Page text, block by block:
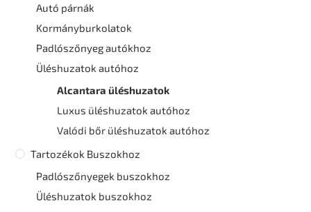
Autó párnák
Kormányburkolatok
Padlószőnyeg autókhoz
Üléshuzatok autóhoz
Alcantara üléshuzatok
Luxus üléshuzatok autóhoz
Valódi bőr üléshuzatok autóhoz
Tartozékok Buszokhoz
Padlószőnyegek buszokhoz
Üléshuzatok buszokhoz